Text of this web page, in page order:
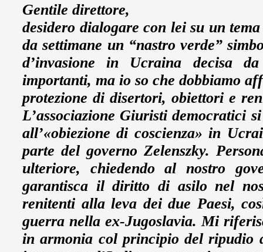
Gentile direttore,
desidero dialogare con lei su un
da settimane un “nastro verde”
d’invasione in Ucraina decisa
importanti, ma io so che dobbiamo
protezione di disertori, obiettori e
L’associazione Giuristi democratici
all’«obiezione di coscienza» in
parte del governo Zelenszky.
ulteriore, chiedendo al nostro
garantisca il diritto di asilo nel
renitenti alla leva dei due Paesi,
guerra nella ex-Jugoslavia. Mi
in armonia col principio del ripudio